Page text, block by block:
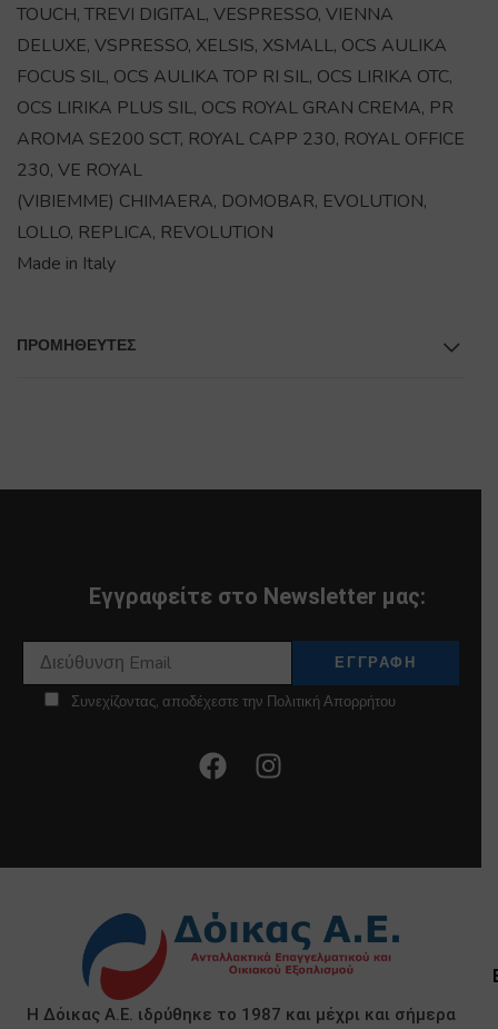
TOUCH, TREVI DIGITAL, VESPRESSO, VIENNA
DELUXE, VSPRESSO, XELSIS, XSMALL, OCS AULIKA
FOCUS SIL, OCS AULIKA TOP RI SIL, OCS LIRIKA OTC,
OCS LIRIKA PLUS SIL, OCS ROYAL GRAN CREMA, PR
AROMA SE200 SCT, ROYAL CAPP 230, ROYAL OFFICE
230, VE ROYAL
(VIBIEMME) CHIMAERA, DOMOBAR, EVOLUTION,
LOLLO, REPLICA, REVOLUTION
Made in Italy
ΠΡΟΜΗΘΕΥΤΕΣ
Εγγραφείτε στο Newsletter μας:
Συνεχίζοντας, αποδέχεστε την Πολιτική Απορρήτου
Η Δόικας Α.Ε. ιδρύθηκε το 1987 και μέχρι και σήμερα